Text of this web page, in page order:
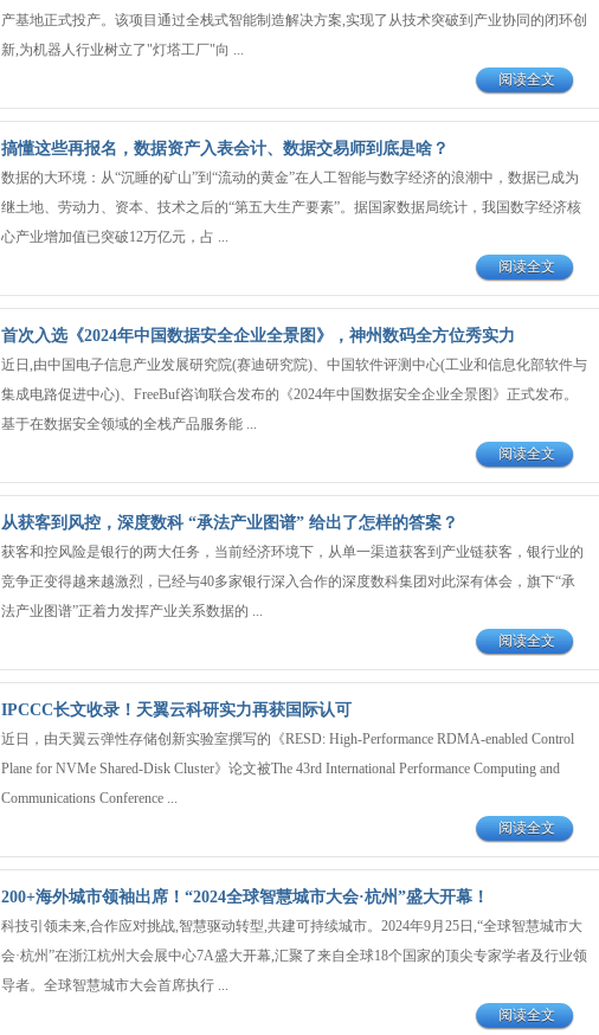
产基地正式投产。该项目通过全栈式智能制造解决方案,实现了从技术突破到产业协同的闭环创
新,为机器人行业树立了"灯塔工厂"向 ...
阅读全文
搞懂这些再报名，数据资产入表会计、数据交易师到底是啥？
数据的大环境：从“沉睡的矿山”到“流动的黄金”在人工智能与数字经济的浪潮中，数据已成为
继土地、劳动力、资本、技术之后的“第五大生产要素”。据国家数据局统计，我国数字经济核
心产业增加值已突破12万亿元，占 ...
阅读全文
首次入选《2024年中国数据安全企业全景图》，神州数码全方位秀实力
近日,由中国电子信息产业发展研究院(赛迪研究院)、中国软件评测中心(工业和信息化部软件与
集成电路促进中心)、FreeBuf咨询联合发布的《2024年中国数据安全企业全景图》正式发布。
基于在数据安全领域的全栈产品服务能 ...
阅读全文
从获客到风控，深度数科 “承法产业图谱” 给出了怎样的答案？
获客和控风险是银行的两大任务，当前经济环境下，从单一渠道获客到产业链获客，银行业的
竞争正变得越来越激烈，已经与40多家银行深入合作的深度数科集团对此深有体会，旗下“承
法产业图谱”正着力发挥产业关系数据的 ...
阅读全文
IPCCC长文收录！天翼云科研实力再获国际认可
近日，由天翼云弹性存储创新实验室撰写的《RESD: High-Performance RDMA-enabled Control
Plane for NVMe Shared-Disk Cluster》论文被The 43rd International Performance Computing and
Communications Conference ...
阅读全文
200+海外城市领袖出席！“2024全球智慧城市大会·杭州”盛大开幕！
科技引领未来,合作应对挑战,智慧驱动转型,共建可持续城市。2024年9月25日,“全球智慧城市大
会·杭州”在浙江杭州大会展中心7A盛大开幕,汇聚了来自全球18个国家的顶尖专家学者及行业领
导者。全球智慧城市大会首席执行 ...
阅读全文